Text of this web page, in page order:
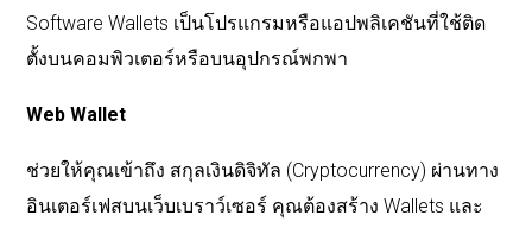
Software Wallets เป็นโปรแกรมหรือแอปพลิเคชันที่ใช้ติด
ตั้งบนคอมพิวเตอร์หรือบนอุปกรณ์พกพา
Web Wallet
ช่วยให้คุณเข้าถึง สกุลเงินดิจิทัล (Cryptocurrency) ผ่านทาง
อินเตอร์เฟสบนเว็บเบราว์เซอร์ คุณต้องสร้าง Wallets และ